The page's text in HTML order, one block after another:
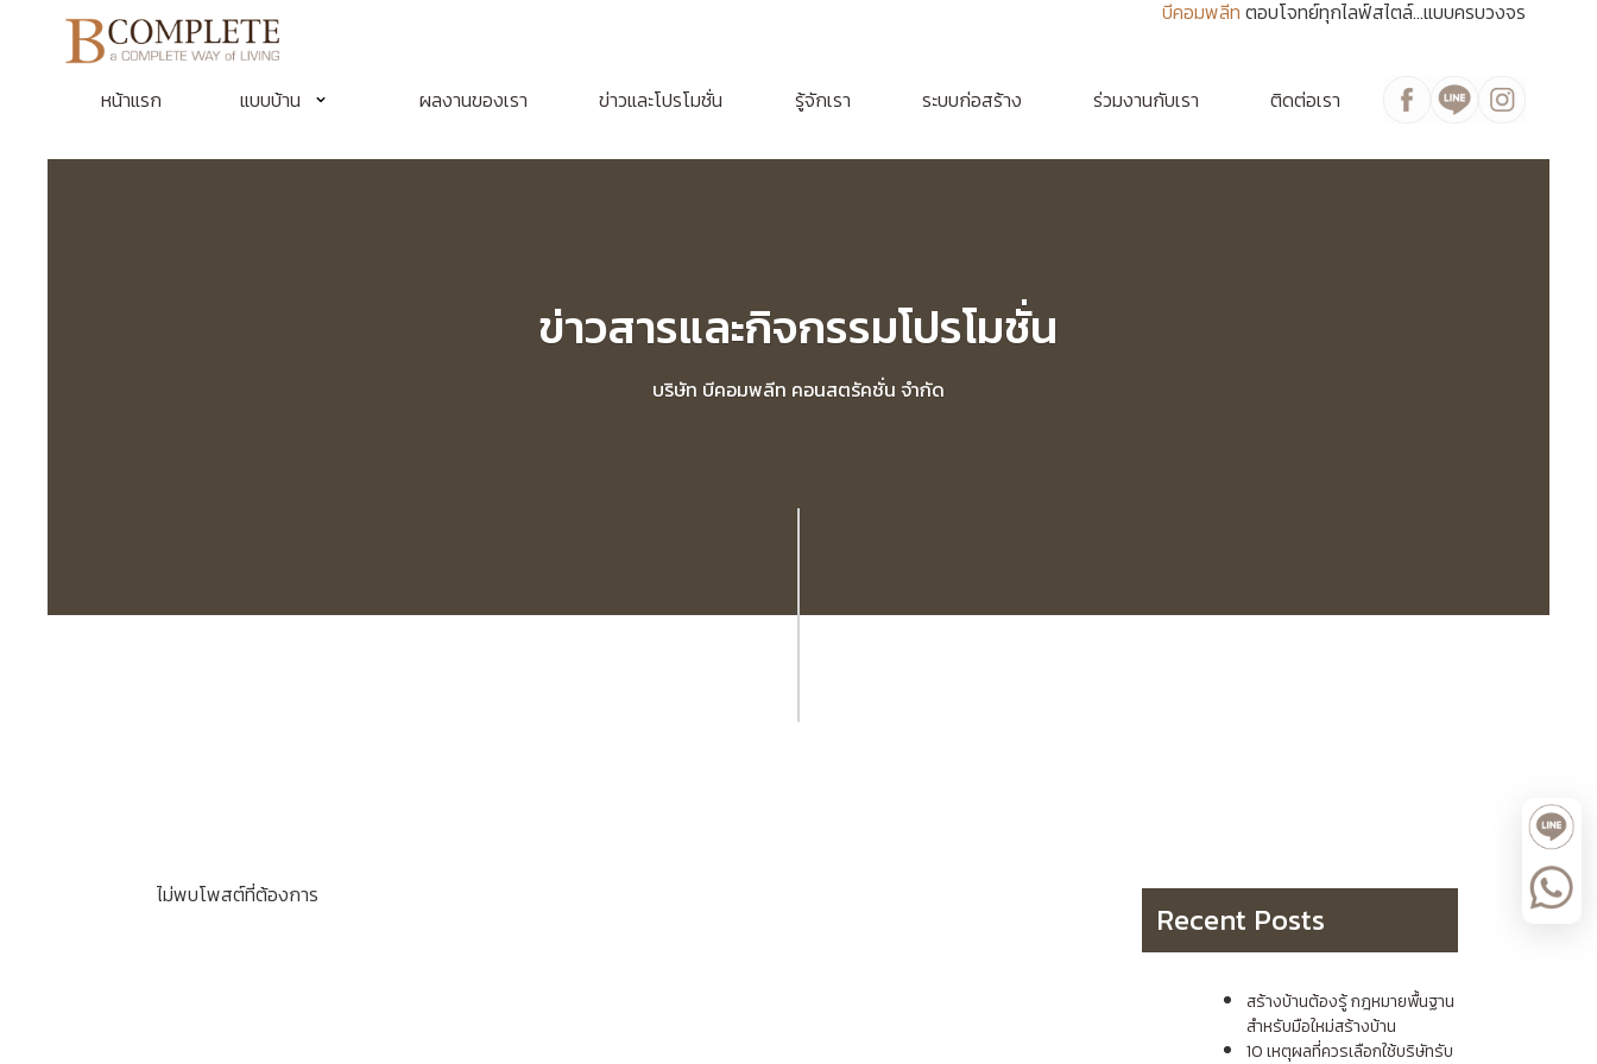
บีคอมพลีท ตอบโจทย์ทุกไลฟ์สไตล์...แบบครบวงจร
หน้าแรก แบบบ้าน ผลงานของเรา ข่าวและโปรโมชั่น รู้จักเรา ระบบก่อสร้าง ร่วมงานกับเรา ติดต่อเรา
ข่าวสารและกิจกรรมโปรโมชั่น
บริษัท บีคอมพลีท คอนสตรัคชั่น จำกัด
ไม่พบโพสต์ที่ต้องการ
Recent Posts
สร้างบ้านต้องรู้ กฎหมายพื้นฐาน
สำหรับมือใหม่สร้างบ้าน
10 เหตุผลที่ควรเลือกใช้บริษัทรับ